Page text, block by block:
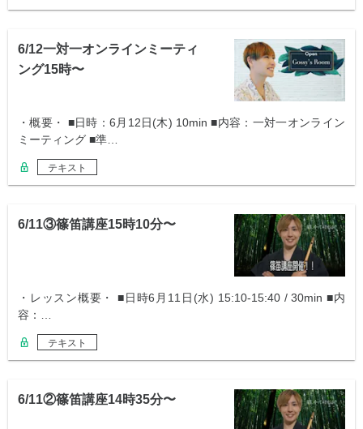
6/12一対一オンラインミーティ
ング15時〜
・概要・ ■日時：6月12日(木) 10min ■内容：一対一オンライン
ミーティング ■準…
テキスト
6/11③篠笛講座15時10分〜
・レッスン概要・ ■日時6月11日(水) 15:10-15:40 / 30min ■内
容：…
テキスト
6/11②篠笛講座14時35分〜